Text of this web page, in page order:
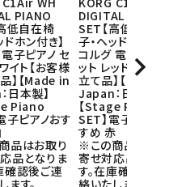
PIANO
低自在椅
ドホン付き】
子ピアノ セ
イト【お客様
】【Made in
日本製】
Piano
子ピアノおす
品はお取り
品となりま
確認後ご連
DIGITAL PIANO
SET【高低自在椅
子・ヘッドホン付
コルグ 電子ピア
ット レッド【お客
立て品】【Made
Japan：日本製】
【Stage Piano
SET】電子ピアノ
すめ 赤
※この商品はお
寄せ対応品とな
す。在庫確認後ご